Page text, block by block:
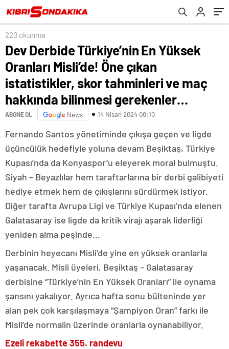
tahminleri ve maç hakkında bilinmesi
gerekenler…
220 okunma
Dev Derbide Türkiye’nin En Yüksek
Oranları Misli’de! Öne çıkan
istatistikler, skor tahminleri ve maç
hakkında bilinmesi gerekenler…
ABONE OL News 14 Nisan 2024 00:10
Fernando Santos yönetiminde çıkışa geçen ve ligde
üçüncülük hedefiyle yoluna devam Beşiktaş, Türkiye
Kupası’nda da Konyaspor’u eleyerek moral bulmuştu.
Siyah – Beyazlılar hem taraftarlarına bir derbi galibiyeti
hediye etmek hem de çıkışlarını sürdürmek istiyor.
Diğer tarafta Avrupa Ligi ve Türkiye Kupası’nda elenen
Galatasaray ise ligde da kritik virajı aşarak liderliği
yeniden alma peşinde…
Derbinin heyecanı Misli’de yine en yüksek oranlarla
yaşanacak. Misli üyeleri, Beşiktaş – Galatasaray
derbisine “Türkiye’nin En Yüksek Oranları” ile oynama
şansını yakalıyor. Ayrıca hafta sonu bülteninde yer
alan pek çok karşılaşmaya “Şampiyon Oran” farkı ile
Misli’de normalin üzerinde oranlarla oynanabiliyor.
Ezeli rekabette 355. randevu